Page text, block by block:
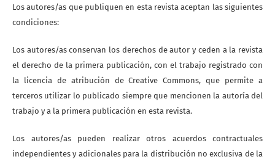
Los autores/as que publiquen en esta revista aceptan las siguientes
condiciones:
Los autores/as conservan los derechos de autor y ceden a la revista
el derecho de la primera publicación, con el trabajo registrado con
la licencia de atribución de Creative Commons, que permite a
terceros utilizar lo publicado siempre que mencionen la autoría del
trabajo y a la primera publicación en esta revista.
Los autores/as pueden realizar otros acuerdos contractuales
independientes y adicionales para la distribución no exclusiva de la